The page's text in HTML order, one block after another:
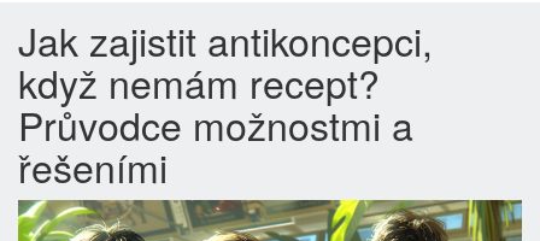
Jak zajistit antikoncepci,
když nemám recept?
Průvodce možnostmi a
řešeními